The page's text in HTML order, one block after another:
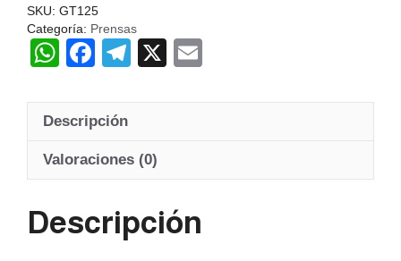
SKU: GT125
Categoría: Prensas
W
at
A
p
F
c
b
o
T
e
a
X
ail
Descripción
Valoraciones (0)
Descripción